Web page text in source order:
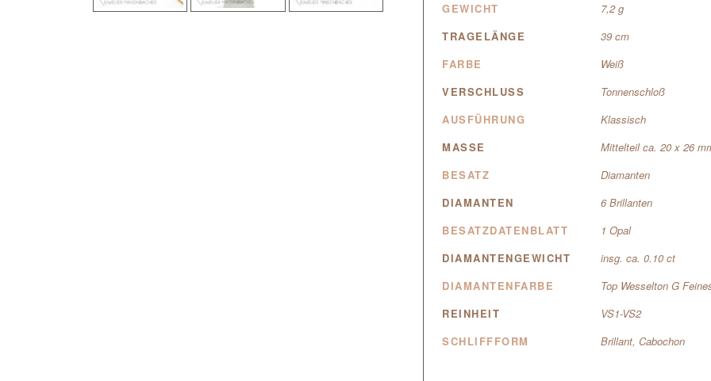
GEWICHT
7,2 g
TRAGELÄNGE
39 cm
FARBE
Weiß
VERSCHLUSS
Tonnenschloß
AUSFÜHRUNG
Klassisch
MASSE
Mittelteil ca. 20 x 26
BESATZ
Diamanten
DIAMANTEN
6 Brillanten
BESATZDATENBLATT
1 Opal
DIAMANTENGEWICHT
insg. ca. 0.10 ct
DIAMANTENFARBE
Top Wesselton G
REINHEIT
VS1-VS2
SCHLIFFFORM
Brillant, Cabochon